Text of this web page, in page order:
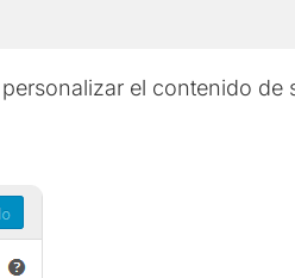
el contenido de